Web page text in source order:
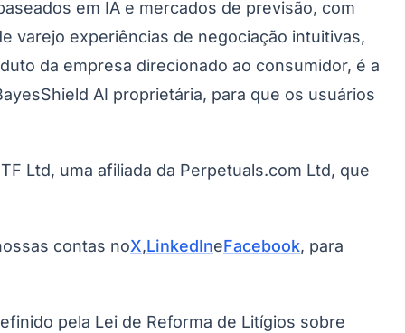
em IA e mercados de previsão, com
varejo experiências de negociação intuitivas,
da empresa direcionado ao consumidor, é a
AI proprietária, para que os usuários
Ltd, uma afiliada da Perpetuals.com Ltd, que
contas noX,LinkedIneFacebook, para
pela Lei de Reforma de Litígios sobre